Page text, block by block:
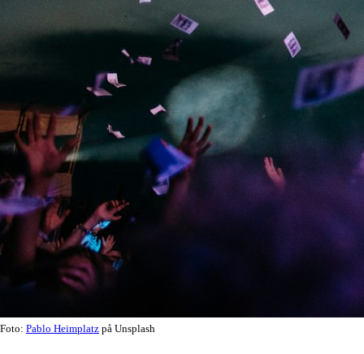
Foto: Pablo Heimplatz på Unsplash